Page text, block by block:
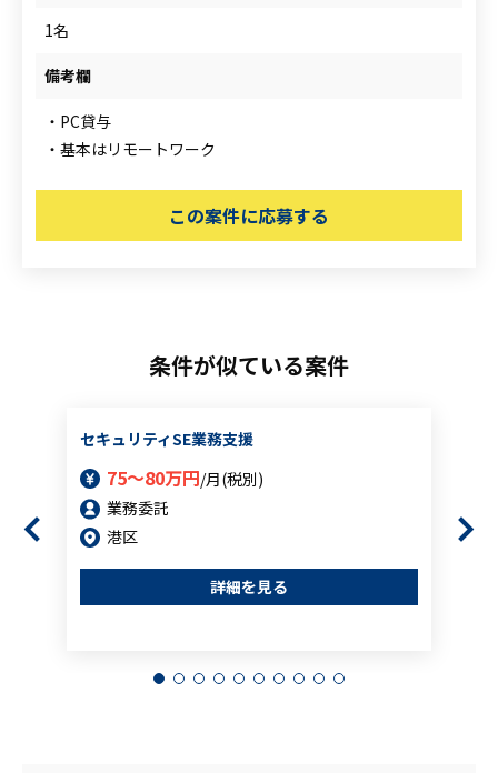
1名
備考欄
・PC貸与
・基本はリモートワーク
この案件に応募する
条件が似ている案件
セキュリティSE業務支援
75～80万円/月(税別)
業務委託
港区
詳細を見る